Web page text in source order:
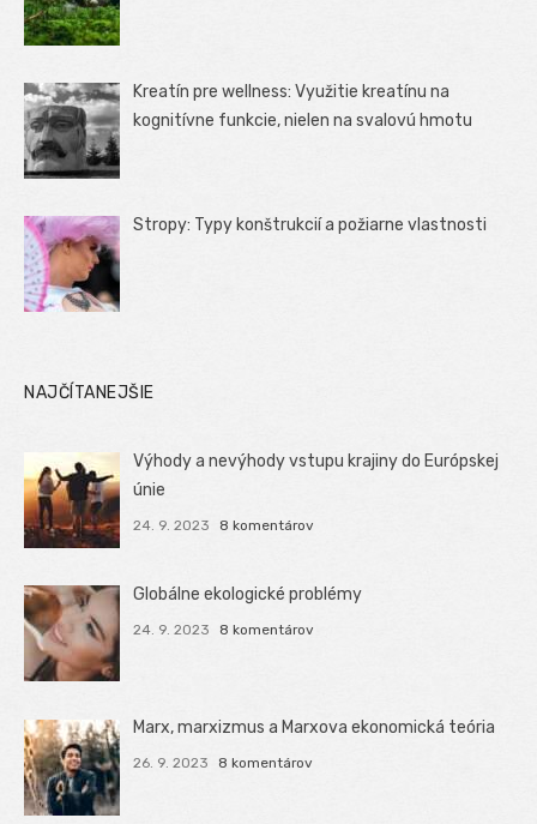
Kreatín pre wellness: Využitie kreatínu na
kognitívne funkcie, nielen na svalovú hmotu
Stropy: Typy konštrukcií a požiarne vlastnosti
NAJČÍTANEJŠIE
Výhody a nevýhody vstupu krajiny do Európskej
únie
24. 9. 2023 8 komentárov
Globálne ekologické problémy
24. 9. 2023 8 komentárov
Marx, marxizmus a Marxova ekonomická teória
26. 9. 2023 8 komentárov